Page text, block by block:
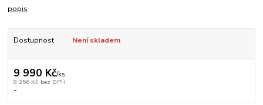
popis
Dostupnost Není skladem
9 990 Kč/ks
8 256 Kč bez DPH
-